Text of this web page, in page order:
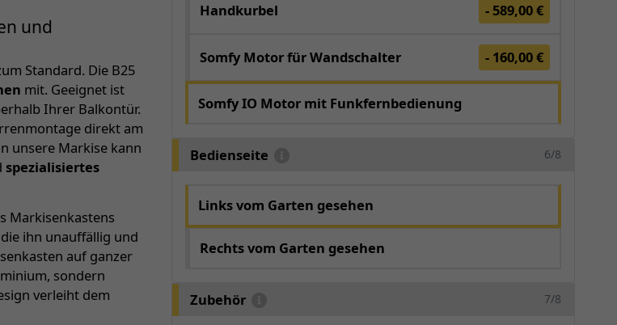
und
Standard. Die B25
mit. Geeignet ist
Ihrer Balkontür.
direkt am
unsere Markise kann
spezialisiertes
Markisenkastens
ihn unauffällig und
auf ganzer
sondern
verleiht dem
Handkurbel - 589,00 €
Somfy Motor für Wandschalter - 160,00 €
Somfy IO Motor mit Funkfernbedienung
Bedienseite 6/8
Links vom Garten gesehen
Rechts vom Garten gesehen
Zubehör 7/8